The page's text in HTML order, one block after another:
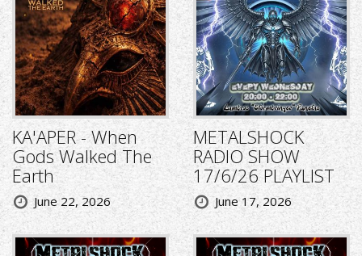
KA'APER - When
Gods Walked The
Earth
June 22, 2026
METALSHOCK
RADIO SHOW
17/6/26 PLAYLIST
June 17, 2026